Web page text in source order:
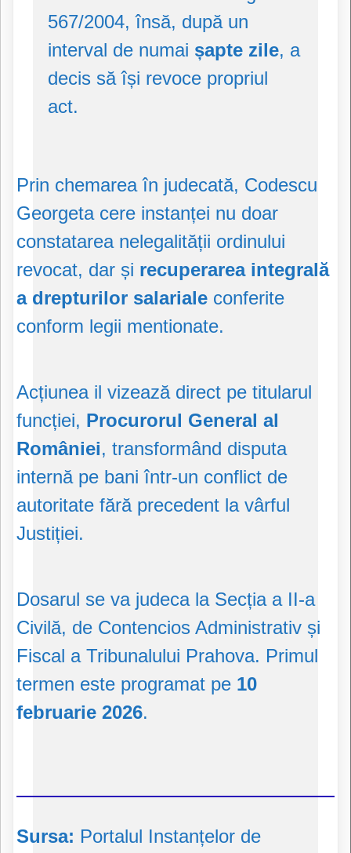
567/2004, însă, după un
interval de numai șapte zile, a
decis să își revoce propriul
act.
Prin chemarea în judecată, Codescu
Georgeta cere instanței nu doar
constatarea nelegalității ordinului
revocat, dar și recuperarea integrală
a drepturilor salariale conferite
conform legii mentionate.
Acțiunea il vizează direct pe titularul
funcției, Procurorul General al
României, transformând disputa
internă pe bani într-un conflict de
autoritate fără precedent la vârful
Justiției.
Dosarul se va judeca la Secția a II-a
Civilă, de Contencios Administrativ și
Fiscal a Tribunalului Prahova. Primul
termen este programat pe 10
februarie 2026.
Sursa: Portalul Instanțelor de